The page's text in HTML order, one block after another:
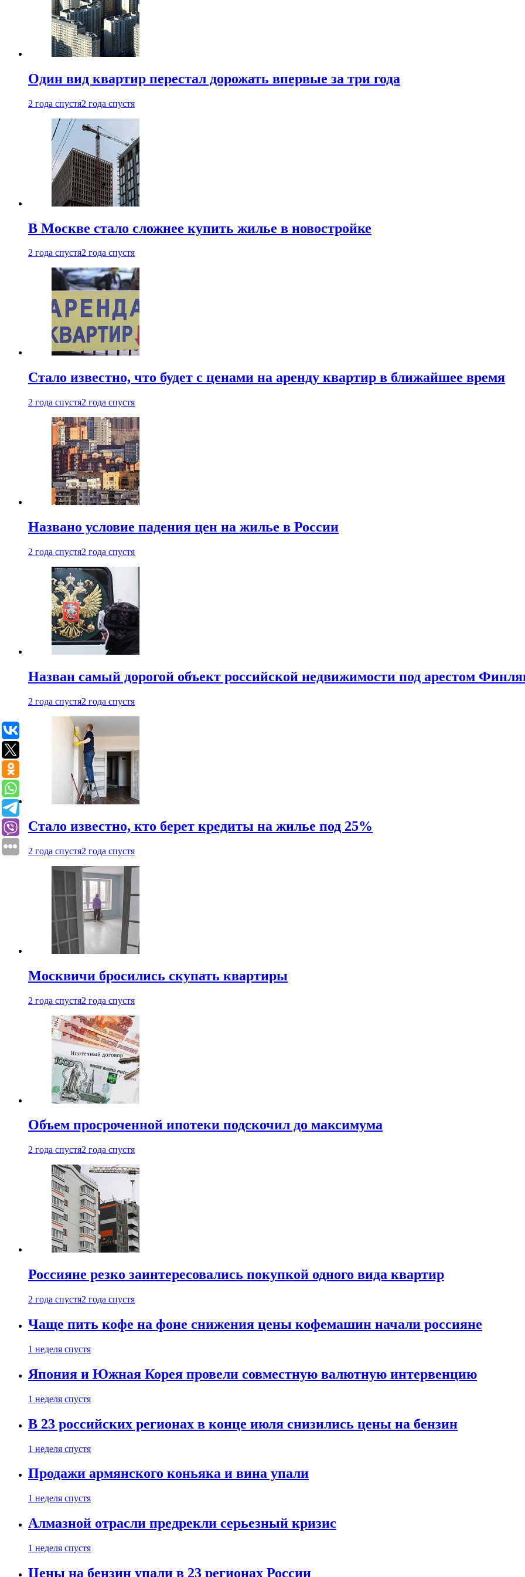
Один вид квартир перестал дорожать впервые за три года
2 года спустя2 года спустя
В Москве стало сложнее купить жилье в новостройке
2 года спустя2 года спустя
Стало известно, что будет с ценами на аренду квартир в ближайшее время
2 года спустя2 года спустя
Названо условие падения цен на жилье в России
2 года спустя2 года спустя
Назван самый дорогой объект российской недвижимости под арестом
2 года спустя2 года спустя
Стало известно, кто берет кредиты на жилье под 25%
2 года спустя2 года спустя
Москвичи бросились скупать квартиры
2 года спустя2 года спустя
Объем просроченной ипотеки подскочил до максимума
2 года спустя2 года спустя
Россияне резко заинтересовались покупкой одного вида квартир
2 года спустя2 года спустя
Чаще пить кофе на фоне снижения цены кофемашин начали россияне
1 неделя спустя
Япония и Южная Корея провели совместную валютную интервенцию
1 неделя спустя
В 23 российских регионах в конце июля снизились цены на бензин
1 неделя спустя
Продажи армянского коньяка и вина упали
1 неделя спустя
Алмазной отрасли предрекли серьезный кризис
1 неделя спустя
Цены на бензин упали в 23 регионах России